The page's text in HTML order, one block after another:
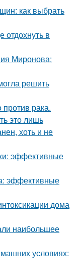
как выбрать
отдохнуть в
Миронова:
решить
рака.
это лишь
хоть и не
эффективные
эффективные
дома
наибольшее
условиях: